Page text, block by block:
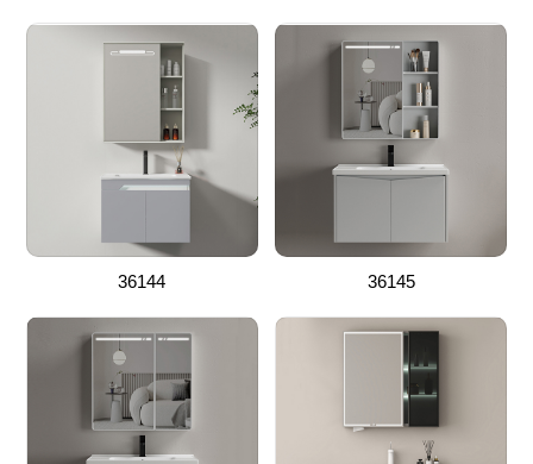
36144 36145